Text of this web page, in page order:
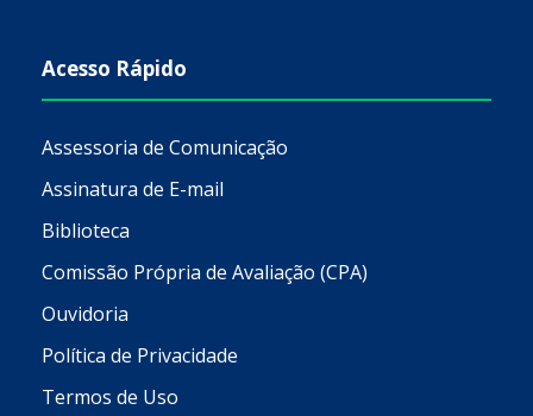
Acesso Rápido
Assessoria de Comunicação
Assinatura de E-mail
Biblioteca
Comissão Própria de Avaliação (CPA)
Ouvidoria
Política de Privacidade
Termos de Uso